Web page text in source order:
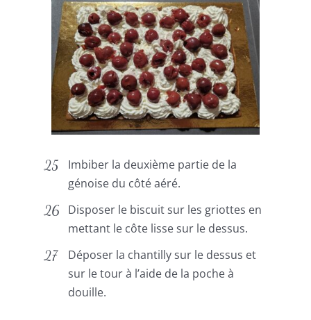
Imbiber la deuxième partie de la
génoise du côté aéré.
Disposer le biscuit sur les griottes en
mettant le côte lisse sur le dessus.
Déposer la chantilly sur le dessus et
sur le tour à l’aide de la poche à
douille.